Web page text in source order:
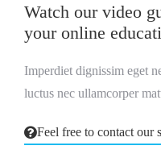
Watch our video
your online
Imperdiet dignissim eget
luctus nec ullamcorper
Feel free to contact our